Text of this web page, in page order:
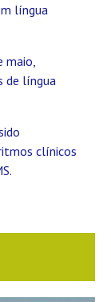
língua
de língua
clínicos